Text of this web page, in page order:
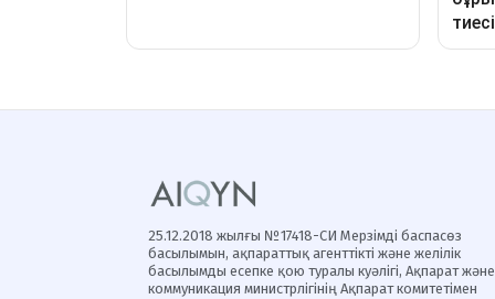
25.12.2018 жылғы №17418-СИ Мерзімді баспасөз
басылымын, ақпараттық агенттікті және желілік
басылымды есепке қою туралы куәлігі, Ақпарат және
коммуникация министрлігінің Ақпарат комитетімен